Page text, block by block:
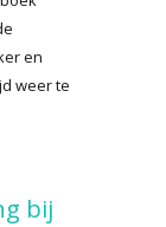
en
weer te
bij